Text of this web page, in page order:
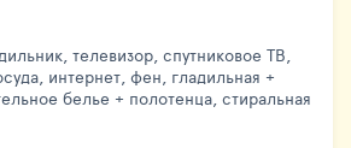
телевизор, спутниковое ТВ,
интернет, фен, гладильная +
белье + полотенца, стиральная